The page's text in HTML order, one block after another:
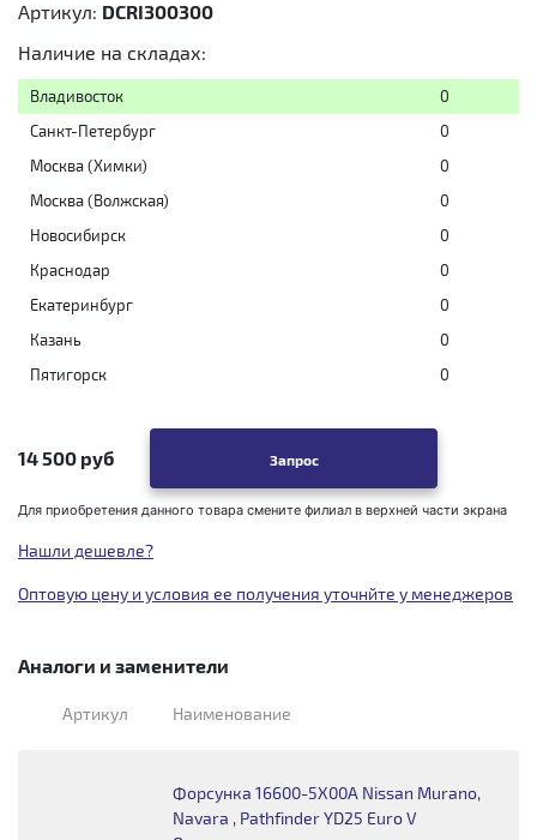
Артикул: DCRI300300
Наличие на складах:
Владивосток
0
Санкт-Петербург
0
Москва (Химки)
0
Москва (Волжская)
0
Новосибирск
0
Краснодар
0
Екатеринбург
0
Казань
0
Пятигорск
0
14 500 руб Запрос
Для приобретения данного товара смените филиал в верхней части экрана
Нашли дешевле?
Оптовую цену и условия ее получения уточнйте у менеджеров
Аналоги и заменители
Артикул Наименование
Форсунка 16600-5X00A Nissan Murano,
Navara , Pathfinder YD25 Euro V